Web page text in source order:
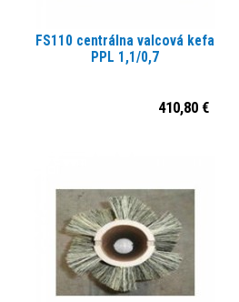
FS110 centrálna valcová kefa
PPL 1,1/0,7
410,80 €